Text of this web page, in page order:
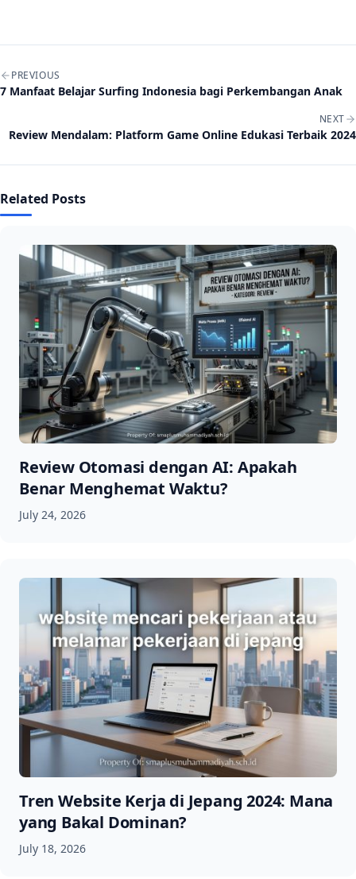
Post navigation
PREVIOUS
7 Manfaat Belajar Surfing Indonesia bagi Perkembangan Anak
NEXT
Review Mendalam: Platform Game Online Edukasi Terbaik 2024
Related Posts
Review Otomasi dengan AI: Apakah
Benar Menghemat Waktu?
July 24, 2026
Tren Website Kerja di Jepang 2024: Mana
yang Bakal Dominan?
July 18, 2026